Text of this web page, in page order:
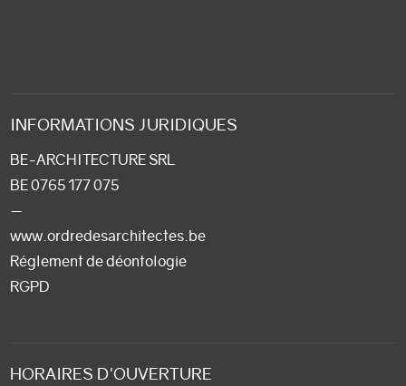
INFORMATIONS JURIDIQUES
BE-ARCHITECTURE SRL
BE 0765 177 075
—
www.ordredesarchitectes.be
Réglement de déontologie
RGPD
HORAIRES D'OUVERTURE